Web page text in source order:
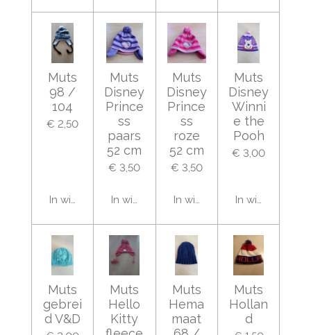
Muts
98 /
104
€ 2,50
In winkelwagen
Muts
Disney
Prince
ss
paars
52 cm
€ 3,50
In winkelwagen
Muts
Disney
Prince
ss
roze
52 cm
€ 3,50
In winkelwagen
Muts
Disney
Winni
e the
Pooh
€ 3,00
In
Muts
gebrei
d V&D
Muts
Hello
Kitty
Muts
Hema
maat
Muts
Hollan
d